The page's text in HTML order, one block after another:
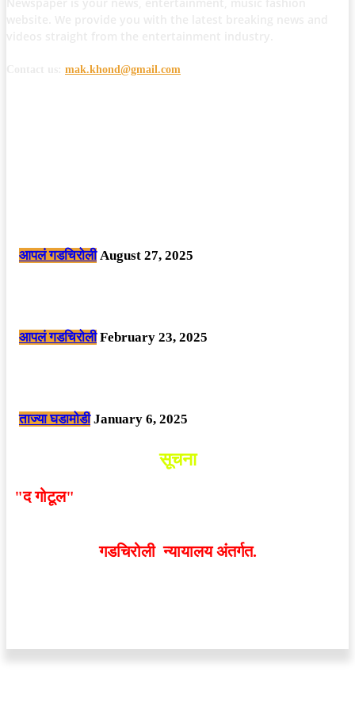
mak.khond@gmail.com
आपलं गडचिरोली August 27, 2025
आपलं गडचिरोली February 23, 2025
ताज्या घडामोडी January 6, 2025
सूचना
"द गोटूल"
गडचिरोली न्यायालय अंतर्गत.